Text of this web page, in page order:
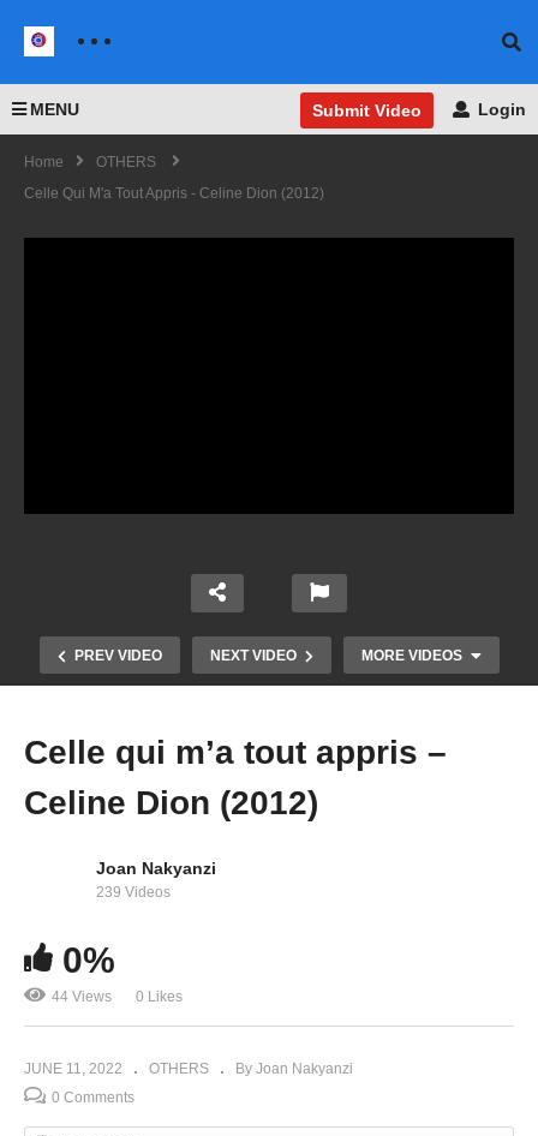
MENU Submit Video Login
Home
OTHERS
Celle Qui M'a Tout Appris - Celine Dion (2012)
PREV VIDEO NEXT VIDEO MORE VIDEOS
Can’t Help Falling In Love – Celine Dion (2002)
Celle qui m’a tout appris –
Celine Dion (2012)
Joan Nakyanzi
239 Videos
0%
44 Views 0 Likes
JUNE 11, 2022 OTHERS
By Joan Nakyanzi
0 Comments